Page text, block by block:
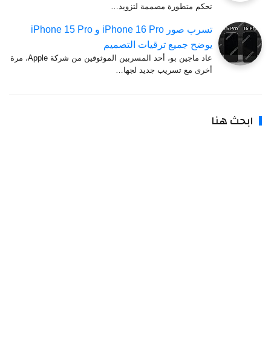
تحكم متطورة مصممة لتزويد…
تسرب صور iPhone 16 Pro و iPhone 15 Pro
يوضح جميع ترقيات التصميم
عاد ماجين بو، أحد المسربين الموثوقين من شركة Apple، مرة
أخرى مع تسريب جديد لجها…
ابحث هنا